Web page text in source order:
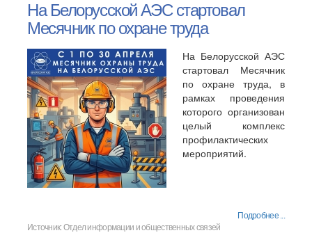
На Белорусской АЭС стартовал
Месячник по охране труда
На Белорусской АЭС
стартовал Месячник
по охране труда, в
рамках проведения
которого организован
целый комплекс
профилактических
мероприятий.
Подробнее ...
Источник:Отдел информации и общественных связей